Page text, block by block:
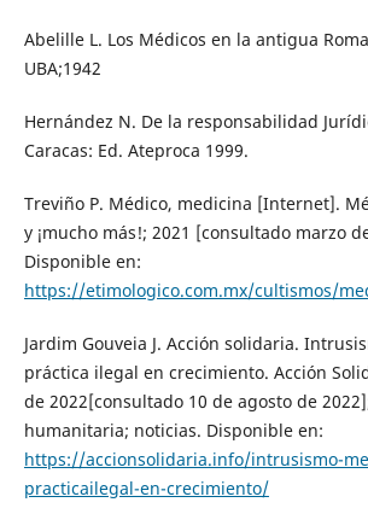
Abelille L. Los Médicos en la antigua
UBA;1942
Hernández N. De la responsabilidad
Caracas: Ed. Ateproca 1999.
Treviño P. Médico, medicina [Internet].
y ¡mucho más!; 2021 [consultado marzo
Disponible en:
https://etimologico.com.mx/cultismos/
Jardim Gouveia J. Acción solidaria.
práctica ilegal en crecimiento. Acción
de 2022[consultado 10 de agosto de
humanitaria; noticias. Disponible en:
https://accionsolidaria.info/intrusismo-
practicailegal-en-crecimiento/